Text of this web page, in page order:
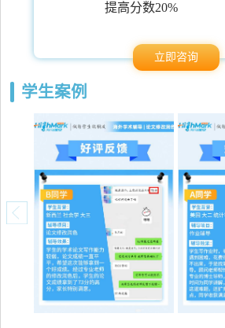
提高分数20%
立即咨询
学生案例